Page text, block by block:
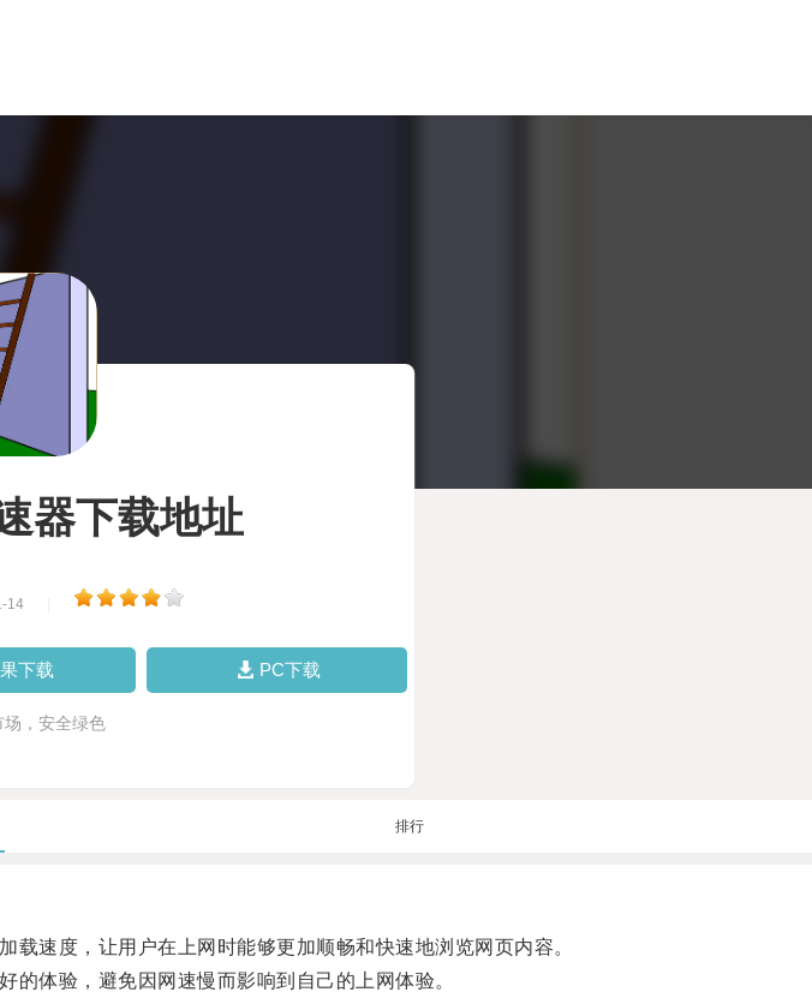
器下载地址
14
下载 PC下载
场，安全绿色
排行
速度，让用户在上网时能够更加顺畅和快速地浏览网页内容。
体验，避免因网速慢而影响到自己的上网体验。